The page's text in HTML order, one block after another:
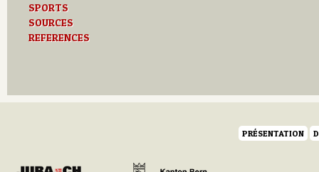
SPORTS
SOURCES
REFERENCES
PRÉSENTATION